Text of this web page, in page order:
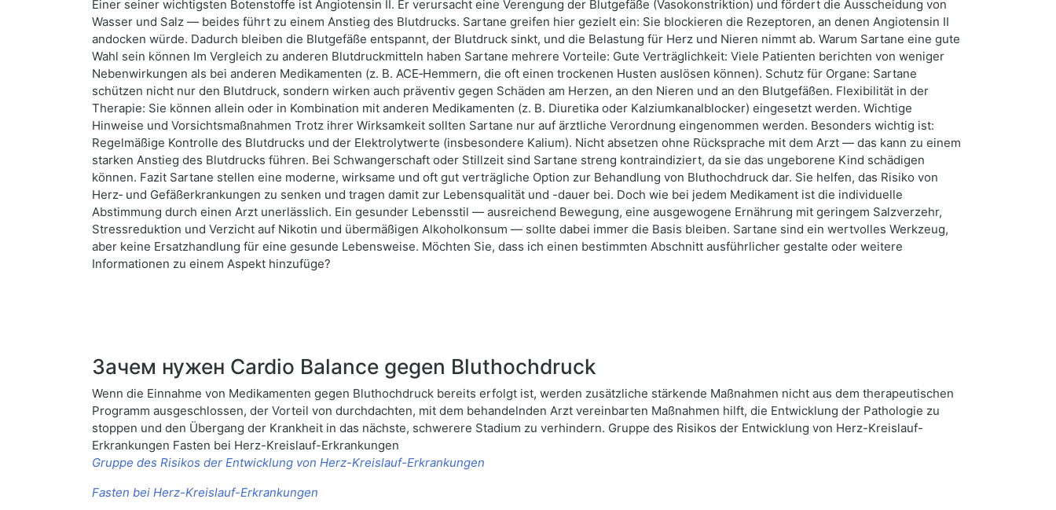
Einer seiner wichtigsten Botenstoffe ist Angiotensin II. Er verursacht eine Verengung der Blutgefäße (Vasokonstriktion) und fördert die Ausscheidung von
Wasser und Salz — beides führt zu einem Anstieg des Blutdrucks. Sartane greifen hier gezielt ein: Sie blockieren die Rezeptoren, an denen Angiotensin II
andocken würde. Dadurch bleiben die Blutgefäße entspannt, der Blutdruck sinkt, und die Belastung für Herz und Nieren nimmt ab. Warum Sartane eine gute
Wahl sein können Im Vergleich zu anderen Blutdruckmitteln haben Sartane mehrere Vorteile: Gute Verträglichkeit: Viele Patienten berichten von weniger
Nebenwirkungen als bei anderen Medikamenten (z. B. ACE‑Hemmern, die oft einen trockenen Husten auslösen können). Schutz für Organe: Sartane
schützen nicht nur den Blutdruck, sondern wirken auch präventiv gegen Schäden am Herzen, an den Nieren und an den Blutgefäßen. Flexibilität in der
Therapie: Sie können allein oder in Kombination mit anderen Medikamenten (z. B. Diuretika oder Kalziumkanalblocker) eingesetzt werden. Wichtige
Hinweise und Vorsichtsmaßnahmen Trotz ihrer Wirksamkeit sollten Sartane nur auf ärztliche Verordnung eingenommen werden. Besonders wichtig ist:
Regelmäßige Kontrolle des Blutdrucks und der Elektrolytwerte (insbesondere Kalium). Nicht absetzen ohne Rücksprache mit dem Arzt — das kann zu einem
starken Anstieg des Blutdrucks führen. Bei Schwangerschaft oder Stillzeit sind Sartane streng kontraindiziert, da sie das ungeborene Kind schädigen
können. Fazit Sartane stellen eine moderne, wirksame und oft gut verträgliche Option zur Behandlung von Bluthochdruck dar. Sie helfen, das Risiko von
Herz‑ und Gefäßerkrankungen zu senken und tragen damit zur Lebensqualität und -dauer bei. Doch wie bei jedem Medikament ist die individuelle
Abstimmung durch einen Arzt unerlässlich. Ein gesunder Lebensstil — ausreichend Bewegung, eine ausgewogene Ernährung mit geringem Salzverzehr,
Stressreduktion und Verzicht auf Nikotin und übermäßigen Alkoholkonsum — sollte dabei immer die Basis bleiben. Sartane sind ein wertvolles Werkzeug,
aber keine Ersatzhandlung für eine gesunde Lebensweise. Möchten Sie, dass ich einen bestimmten Abschnitt ausführlicher gestalte oder weitere
Informationen zu einem Aspekt hinzufüge?
Зачем нужен Cardio Balance gegen Bluthochdruck
Wenn die Einnahme von Medikamenten gegen Bluthochdruck bereits erfolgt ist, werden zusätzliche stärkende Maßnahmen nicht aus dem therapeutischen
Programm ausgeschlossen, der Vorteil von durchdachten, mit dem behandelnden Arzt vereinbarten Maßnahmen hilft, die Entwicklung der Pathologie zu
stoppen und den Übergang der Krankheit in das nächste, schwerere Stadium zu verhindern. Gruppe des Risikos der Entwicklung von Herz-Kreislauf-
Erkrankungen Fasten bei Herz-Kreislauf-Erkrankungen
Gruppe des Risikos der Entwicklung von Herz-Kreislauf-Erkrankungen
Fasten bei Herz-Kreislauf-Erkrankungen